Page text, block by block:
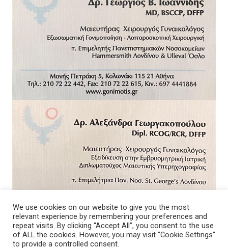
We use cookies on our website to give you the most
relevant experience by remembering your preferences and
repeat visits. By clicking “Accept All”, you consent to the use
of ALL the cookies. However, you may visit "Cookie Settings"
to provide a controlled consent.